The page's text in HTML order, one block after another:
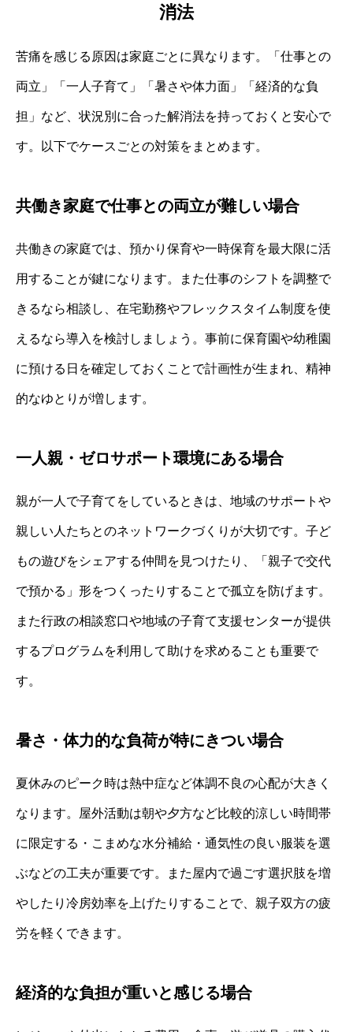
消法
苦痛を感じる原因は家庭ごとに異なります。「仕事との
両立」「一人子育て」「暑さや体力面」「経済的な負
担」など、状況別に合った解消法を持っておくと安心で
す。以下でケースごとの対策をまとめます。
共働き家庭で仕事との両立が難しい場合
共働きの家庭では、預かり保育や一時保育を最大限に活
用することが鍵になります。また仕事のシフトを調整で
きるなら相談し、在宅勤務やフレックスタイム制度を使
えるなら導入を検討しましょう。事前に保育園や幼稚園
に預ける日を確定しておくことで計画性が生まれ、精神
的なゆとりが増します。
一人親・ゼロサポート環境にある場合
親が一人で子育てをしているときは、地域のサポートや
親しい人たちとのネットワークづくりが大切です。子ど
もの遊びをシェアする仲間を見つけたり、「親子で交代
で預かる」形をつくったりすることで孤立を防げます。
また行政の相談窓口や地域の子育て支援センターが提供
するプログラムを利用して助けを求めることも重要で
す。
暑さ・体力的な負荷が特にきつい場合
夏休みのピーク時は熱中症など体調不良の心配が大きく
なります。屋外活動は朝や夕方など比較的涼しい時間帯
に限定する・こまめな水分補給・通気性の良い服装を選
ぶなどの工夫が重要です。また屋内で過ごす選択肢を増
やしたり冷房効率を上げたりすることで、親子双方の疲
労を軽くできます。
経済的な負担が重いと感じる場合